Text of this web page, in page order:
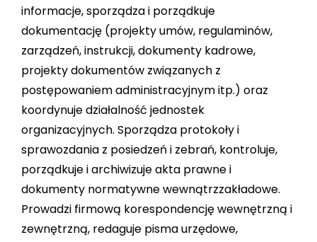
STACJA KONTROLI POJAZDÓW
KONTAKT
SZUKAJ
informacje, sporządza i porządkuje
dokumentację (projekty umów, regulaminów,
zarządzeń, instrukcji, dokumenty kadrowe,
projekty dokumentów związanych z
postępowaniem administracyjnym itp.) oraz
koordynuje działalność jednostek
organizacyjnych. Sporządza protokoły i
sprawozdania z posiedzeń i zebrań, kontroluje,
porządkuje i archiwizuje akta prawne i
dokumenty normatywne wewnątrzzakładowe.
Prowadzi firmową korespondencję wewnętrzną i
zewnętrzną, redaguje pisma urzędowe,